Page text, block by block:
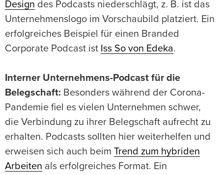
Design des Podcasts niederschlägt, z. B. ist das
Unternehmenslogo im Vorschaubild platziert. Ein
erfolgreiches Beispiel für einen Branded
Corporate Podcast ist Iss So von Edeka.
Interner Unternehmens-Podcast für die
Belegschaft: Besonders während der Corona-
Pandemie fiel es vielen Unternehmen schwer,
die Verbindung zu ihrer Belegschaft aufrecht zu
erhalten. Podcasts sollten hier weiterhelfen und
erweisen sich auch beim Trend zum hybriden
Arbeiten als erfolgreiches Format. Ein